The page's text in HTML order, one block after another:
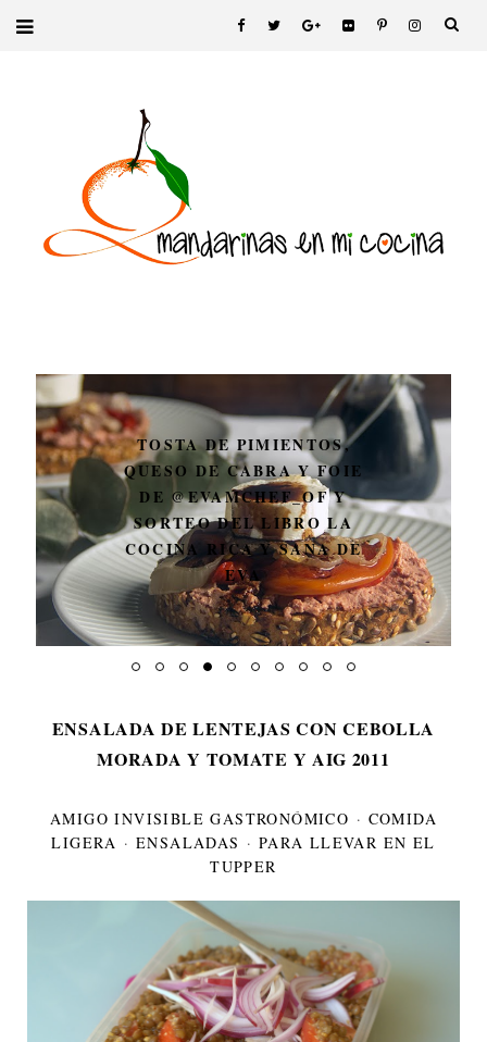
TOSTA DE PIMIENTOS,
QUESO DE CABRA Y FOIE
DE @EVAMCHEF_OF Y
SORTEO DEL LIBRO LA
COCINA RICA Y SANA DE
EVA
ENSALADA DE LENTEJAS CON CEBOLLA
MORADA Y TOMATE Y AIG 2011
AMIGO INVISIBLE GASTRONÓMICO · COMIDA
LIGERA · ENSALADAS · PARA LLEVAR EN EL
TUPPER